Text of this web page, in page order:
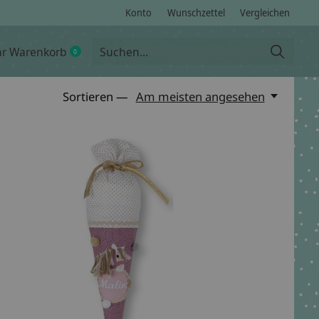
Konto Wunschzettel Vergleichen
Warenkorb 0items
Sortieren — Am meisten angesehen